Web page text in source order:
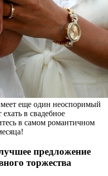
еще один неоспоримый
в свадебное
в самом романтичном
предложение
торжества